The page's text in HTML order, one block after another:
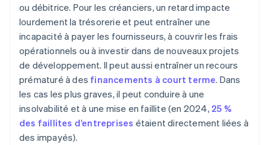
ou débitrice. Pour les créanciers, un retard impacte
lourdement la trésorerie et peut entraîner une
incapacité à payer les fournisseurs, à couvrir les frais
opérationnels ou à investir dans de nouveaux projets
de développement. Il peut aussi entraîner un recours
prématuré à des financements à court terme. Dans
les cas les plus graves, il peut conduire à une
insolvabilité et à une mise en faillite (en 2024, 25 %
des faillites d’entreprises étaient directement liées à
des impayés).